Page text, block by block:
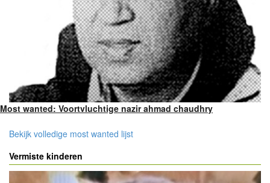
Most wanted: Voortvluchtige nazir ahmad chaudhry
Bekijk volledige most wanted lijst
Vermiste kinderen